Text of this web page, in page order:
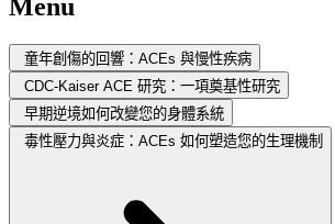
Menu
童年創傷的回響：ACEs 與慢性疾病
CDC-Kaiser ACE 研究：一項奠基性研究
早期逆境如何改變您的身體系統
毒性壓力與炎症：ACEs 如何塑造您的生理機制